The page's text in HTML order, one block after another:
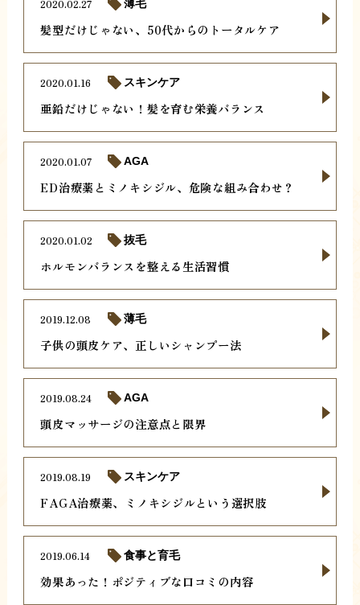
髪型だけじゃない、50代からのトータルケア
2020.02.27 薄毛
亜鉛だけじゃない！髪を育む栄養バランス
2020.01.16 スキンケア
ED治療薬とミノキシジル、危険な組み合わせ？
2020.01.07 AGA
ホルモンバランスを整える生活習慣
2020.01.02 抜毛
子供の頭皮ケア、正しいシャンプー法
2019.12.08 薄毛
頭皮マッサージの注意点と限界
2019.08.24 AGA
FAGA治療薬、ミノキシジルという選択肢
2019.08.19 スキンケア
効果あった！ポジティブな口コミの内容
2019.06.14 食事と育毛